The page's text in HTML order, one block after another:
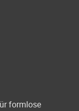
formlose